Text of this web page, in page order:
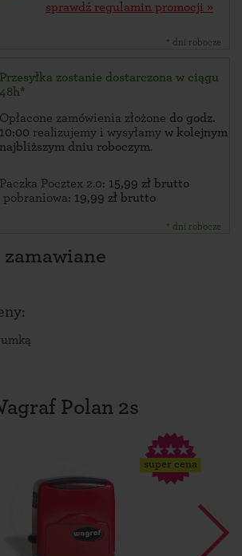
sprawdź regulamin promocji »
* dni robocze
Przesyłka zostanie dostarczona w ciągu
48h*
Opłacone zamówienia złożone do godz.
10:00 realizujemy i wysyłamy w kolejnym
najbliższym dniu roboczym.
Paczka Pocztex 2.0: 15,99 zł brutto
pobraniowa: 19,99 zł brutto
* dni robocze
Polan 2s
super cena